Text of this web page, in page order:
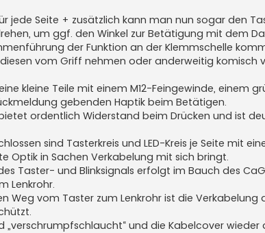
jede Seite + zusätzlich kann man nun sogar den
um ggf. den Winkel zur Betätigung mit dem
der Funktion an der Klemmschelle
vom Griff nehmen oder anderweitig komisch
kleine Teile mit einem M12-Feingewinde, einem
gebenden Haptik beim Betätigen.
ordentlich Widerstand beim Drücken und ist
sind Tasterkreis und LED-Kreis je Seite mit
Optik in Sachen Verkabelung mit sich bringt.
Taster- und Blinksignals erfolgt im Bauch des
Lenkrohr.
Weg vom Taster zum Lenkrohr ist die
„verschrumpfschlaucht“ und die Kabelcover wieder